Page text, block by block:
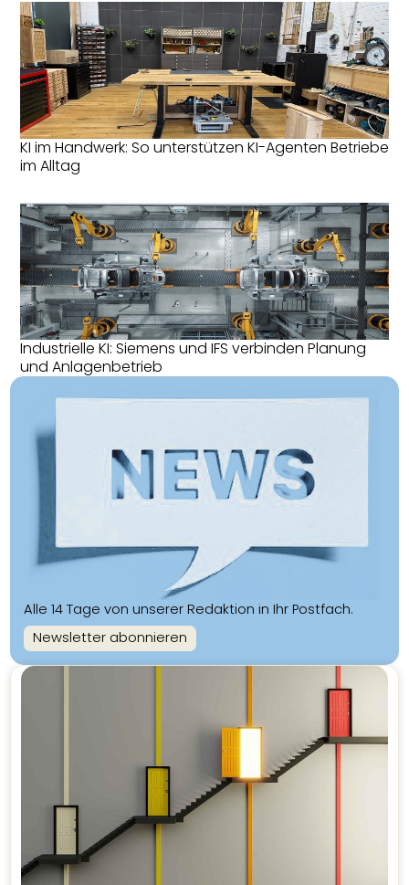
KI im Handwerk: So unterstützen KI-Agenten Betriebe
im Alltag
Industrielle KI: Siemens und IFS verbinden Planung
und Anlagenbetrieb
Alle 14 Tage von unserer Redaktion in Ihr Postfach.
Newsletter abonnieren